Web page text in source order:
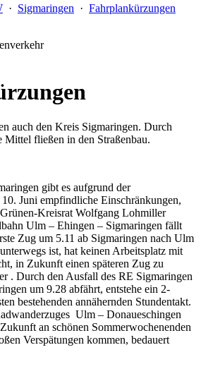
· Sigmaringen · Fahrplankürzungen
auch den Kreis Sigmaringen. Durch
Mittel fließen in den Straßenbau.
gibt es aufgrund der
Juni empfindliche Einschränkungen,
Kreisrat Wolfgang Lohmiller
Ulm – Ehingen – Sigmaringen fällt
Zug um 5.11 ab Sigmaringen nach Ulm
ist, hat keinen Arbeitsplatz mit
in Zukunft einen späteren Zug zu
. Durch den Ausfall des RE Sigmaringen
um 9.28 abfährt, entstehe ein 2-
bestehenden annähernden Stundentakt.
Ulm – Donaueschingen
an schönen Sommerwochenenden
Verspätungen kommen, bedauert